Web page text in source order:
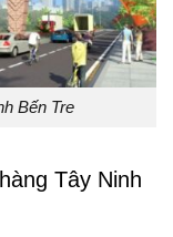
Bến Tre
Tây Ninh